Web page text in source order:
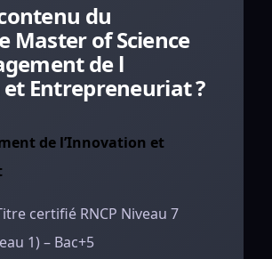
du
Master of Science
de l
Entrepreneuriat ?
de l’Innovation et
certifié RNCP Niveau 7
1) – Bac+5